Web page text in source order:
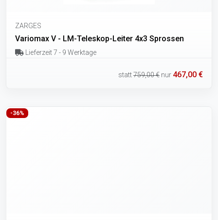
ZARGES
Variomax V - LM-Teleskop-Leiter 4x3 Sprossen
Lieferzeit 7 - 9 Werktage
statt759,00 € nur 467,00 €
-36%